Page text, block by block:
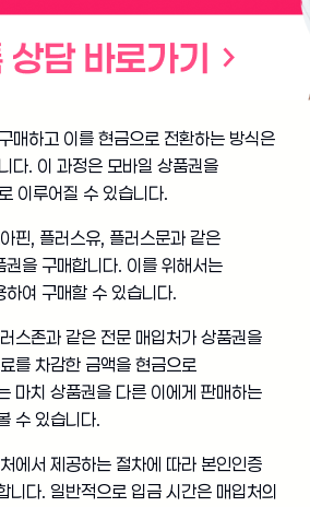
매하고 이를 현금으로 전환하는 방식은
다. 이 과정은 모바일 상품권을
이루어질 수 있습니다.
핀, 플러스유, 플러스문과 같은
권을 구매합니다. 이를 위해서는
하여 구매할 수 있습니다.
스존과 같은 전문 매입처가 상품권을
를 차감한 금액을 현금으로
마치 상품권을 다른 이에게 판매하는
수 있습니다.
에서 제공하는 절차에 따라 본인인증
니다. 일반적으로 입금 시간은 매입처의